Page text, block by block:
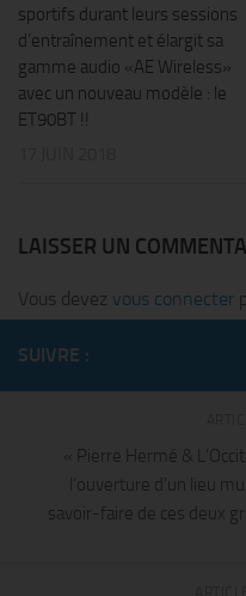
sportifs durant leurs sessions
d’entraînement et élargit sa
gamme audio «AE Wireless»
avec un nouveau modèle : le
ET90BT !!
LAISSER UN
Vous devez vous connecter
SUIVRE :
« Pierre Hermé &
l’ouverture d’un lieu
savoir-faire de ces deux